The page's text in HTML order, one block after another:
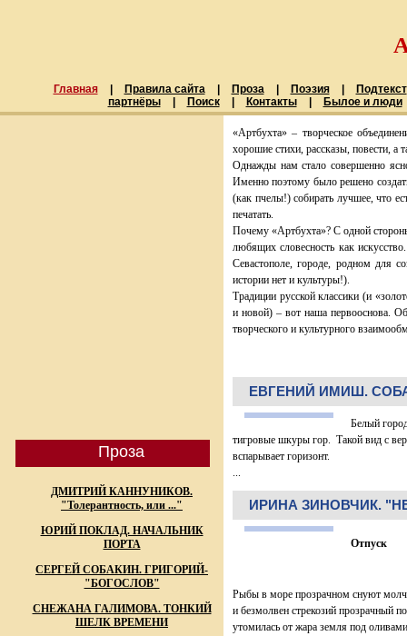
Главная Правила сайта Проза Поэзия
Подтекст
партнёры
Поиск Контакты Былое и люди
Проза
ДМИТРИЙ КАННУНИКОВ.
"Толерантность, или ..."
ЮРИЙ ПОКЛАД. НАЧАЛЬНИК
ПОРТА
СЕРГЕЙ СОБАКИН. ГРИГОРИЙ-
"БОГОСЛОВ"
СНЕЖАНА ГАЛИМОВА. ТОНКИЙ
ШЕЛК ВРЕМЕНИ
«Артбухта» – творческое
хорошие стихи, рассказы, повести, а
Однажды нам стало совершенно
Именно поэтому было решено
(как пчелы!) собирать лучшее, что
печатать.
Почему «Артбухта»? С одной
любящих словесность как
Севастополе, городе, родном для
истории нет и культуры!).
Традиции русской классики (и
и новой) – вот наша первооснова.
творческого и культурного
ЕВГЕНИЙ ИМИШ.
Белый
тигровые шкуры гор. Такой вид с
вспарывает горизонт.
...
ИРИНА ЗИНОВЧИК.
Отпуск
Рыбы в море прозрачном снуют
и безмолвен стрекозий прозрачный
утомилась от жара земля под